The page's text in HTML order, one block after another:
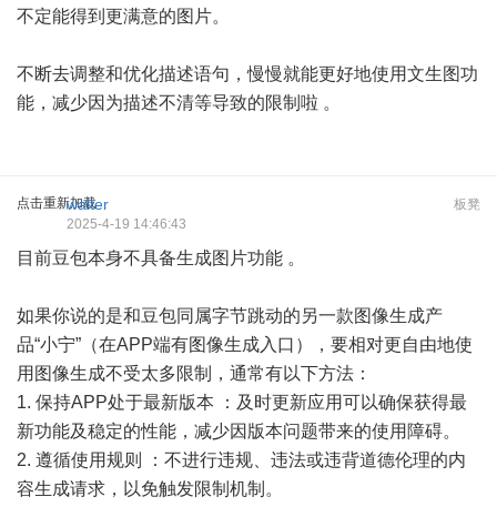
不定能得到更满意的图片。
不断去调整和优化描述语句，慢慢就能更好地使用文生图功
能，减少因为描述不清等导致的限制啦 。
点击重新加载 板凳
walter
2025-4-19 14:46:43
目前豆包本身不具备生成图片功能 。
如果你说的是和豆包同属字节跳动的另一款图像生成产
品“小宁”（在APP端有图像生成入口），要相对更自由地使
用图像生成不受太多限制，通常有以下方法：
1. 保持APP处于最新版本 ：及时更新应用可以确保获得最
新功能及稳定的性能，减少因版本问题带来的使用障碍。
2. 遵循使用规则 ：不进行违规、违法或违背道德伦理的内
容生成请求，以免触发限制机制。